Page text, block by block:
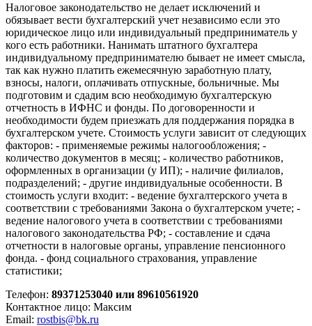
Налоговое законодательство не делает исключений и
обязывает вести бухгалтерский учет независимо если это
юридическое лицо или индивидуальный предприниматель у
кого есть работники. Нанимать штатного бухгалтера
индивидуальному предпринимателю бывает не имеет смысла,
так как нужно платить ежемесячную заработную плату,
взносы, налоги, оплачивать отпускные, больничные. Мы
подготовим и сдадим всю необходимую бухгалтерскую
отчетность в ИФНС и фонды. По договоренности и
необходимости будем приезжать для поддержания порядка в
бухгалтерском учете. Стоимость услуги зависит от следующих
факторов: - применяемые режимы налогообложения; -
количество документов в месяц; - количество работников,
оформленных в организации (у ИП); - наличие филиалов,
подразделений; - другие индивидуальные особенности. В
стоимость услуги входит: - ведение бухгалтерского учета в
соответствии с требованиями Закона о бухгалтерском учете; -
ведение налогового учета в соответствии с требованиями
налогового законодательства РФ; - составление и сдача
отчетности в налоговые органы, управление пенсионного
фонда. - фонд социального страхования, управление
статистики;
Телефон: 89371253040 или 89610561920
Контактное лицо: Максим
Email: rostbis@bk.ru